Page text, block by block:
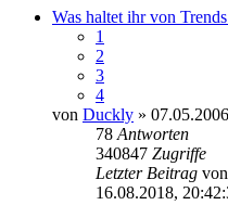
Was haltet ihr von
1
2
3
4
von Duckly »
78 Antworten
340847 Zugriffe
Letzter Beitrag von
16.08.2018,